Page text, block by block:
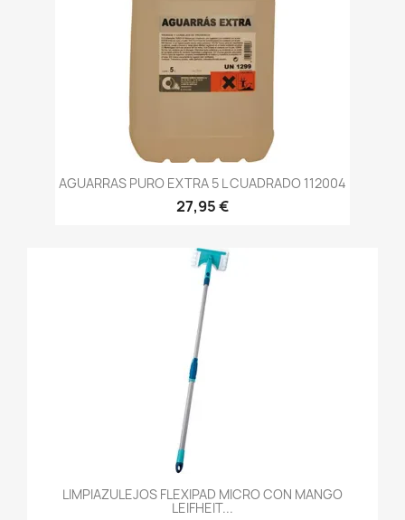
AGUARRAS PURO EXTRA 5 L CUADRADO 112004
27,95 €
LIMPIAZULEJOS FLEXIPAD MICRO CON MANGO
LEIFHEIT...